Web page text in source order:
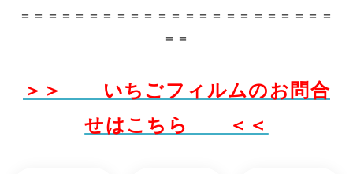
＝＝＝＝＝＝＝＝＝＝＝＝＝＝＝＝＝＝＝＝＝＝＝
＝＝
＞＞ いちごフィルムのお問合
せはこちら ＜＜